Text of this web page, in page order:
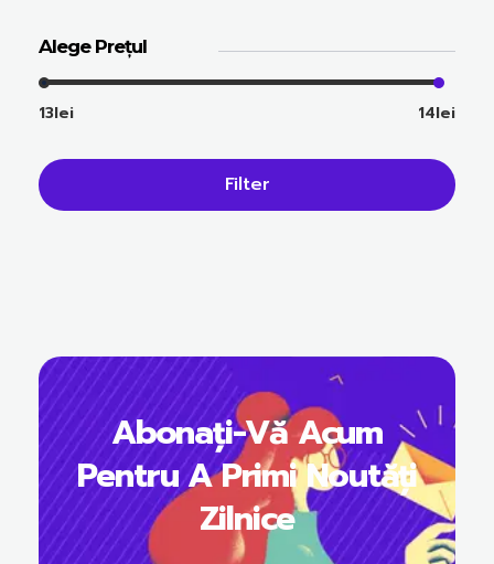
Alege Prețul
13lei 14lei
Filter
Abonați-Vă Acum
Pentru A Primi Noutăți
Zilnice